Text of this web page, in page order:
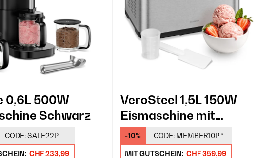
0,6L 500W
Schwarz
CODE:SALE22P
CHF 233,99
VeroSteel 1,5L 150W
Eismaschine mit
Kompressor Silber
-10% CODE: MEMBER10P *
MIT GUTSCHEIN: CHF 359,99